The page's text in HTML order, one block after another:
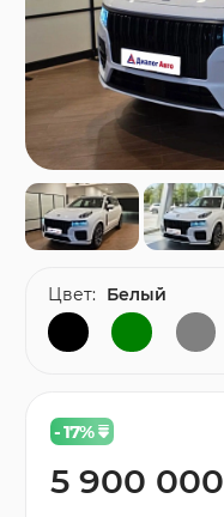
- 17%
5 900
Цвет: Белый